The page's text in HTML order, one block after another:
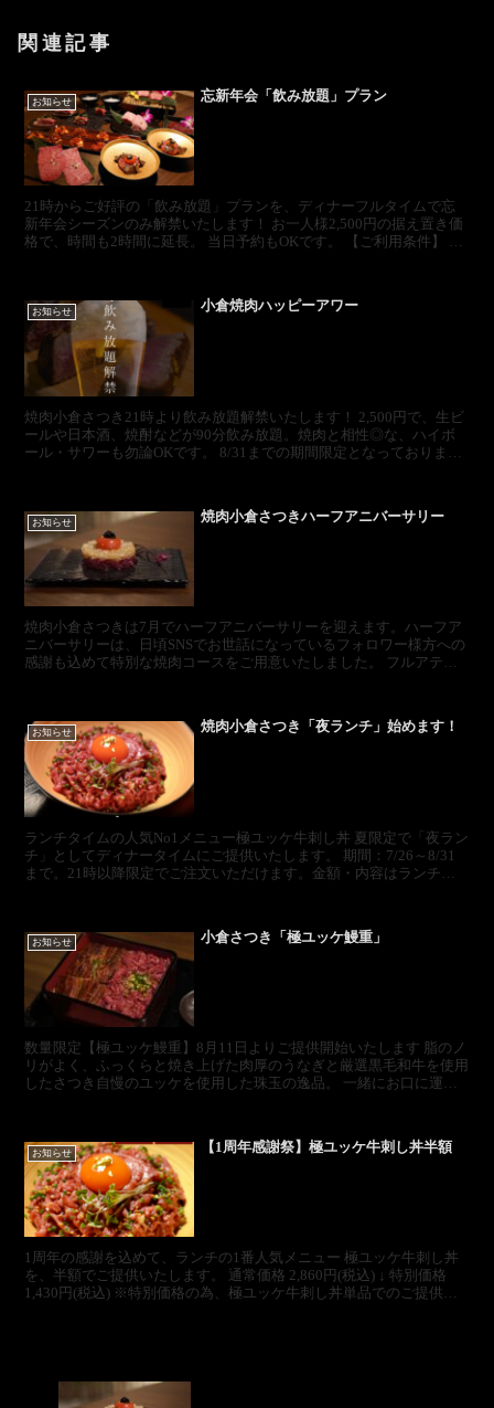
関連記事
お知らせ 忘新年会「飲み放題」プラン
21時からご好評の「飲み放題」プランを、ディナーフルタイムで忘
新年会シーズンのみ解禁いたします！ お一人様2,500円の据え置き価
格で、時間も2時間に延長。 当日予約もOKです。 【ご利用条件】 華
お知らせ 小倉焼肉ハッピーアワー
焼肉小倉さつき21時より飲み放題解禁いたします！ 2,500円で、生ビ
ールや日本酒、焼酎などが90分飲み放題。焼肉と相性◎な、ハイボ
ール・サワーも勿論OKです。 8/31までの期間限定となっております
お知らせ 焼肉小倉さつきハーフアニバーサリー
焼肉小倉さつきは7月でハーフアニバーサリーを迎えます。ハーフア
ニバーサリーは、日頃SNSでお世話になっているフォロワー様方への
感謝も込めて特別な焼肉コースをご用意いたしました。 フルアテン
お知らせ 焼肉小倉さつき「夜ランチ」始めます！
ランチタイムの人気No1メニュー極ユッケ牛刺し丼 夏限定で「夜ラン
チ」としてディナータイムにご提供いたします。 期間：7/26～8/31
まで。21時以降限定でご注文いただけます。金額・内容はランチタ
お知らせ 小倉さつき「極ユッケ鰻重」
数量限定【極ユッケ鰻重】8月11日よりご提供開始いたします 脂のノ
リがよく、ふっくらと焼き上げた肉厚のうなぎと厳選黒毛和牛を使用
したさつき自慢のユッケを使用した珠玉の逸品。 一緒にお口に運ん
お知らせ 【1周年感謝祭】極ユッケ牛刺し丼半額
1周年の感謝を込めて、ランチの1番人気メニュー 極ユッケ牛刺し丼
を、半額でご提供いたします。 通常価格 2,860円(税込) ↓ 特別価格
1,430円(税込) ※特別価格の為、極ユッケ牛刺し丼単品でのご提供に